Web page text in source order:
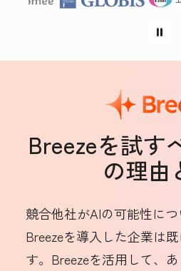
Breezeを試す
の理由
競合他社がAIの可能性につ
Breezeを導入した企業は
す。Breezeを活用して、